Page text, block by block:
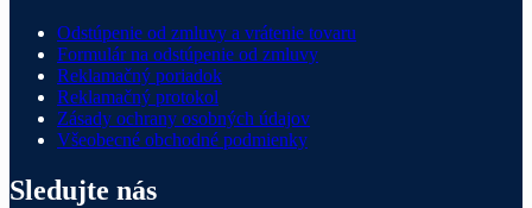
Odstúpenie od zmluvy a vrátenie tovaru
Formulár na odstúpenie od zmluvy
Reklamačný poriadok
Reklamačný protokol
Zásady ochrany osobných údajov
Všeobecné obchodné podmienky
Sledujte nás